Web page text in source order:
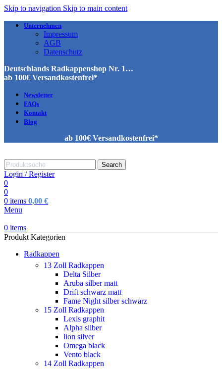
Skip to navigation Skip to main content
Unternehmen
Impressum
AGB
Datenschutz
Deutschlands Radkappenshop Nr. 1…
ab 100€ Versandkostenfrei*
Newsletter
FAQs
Kontakt
Blog
ab 100€ Versandkostenfrei*
Search
Login / Register
0
0
0 items 0,00 €
Menu
0 items
Produkt Kategorien
Radkappen
13 Zoll Radkappen
Delta Silber
Aruba silber matt
Drift schwarz matt
Fame Night silber schwarz
15 Zoll Radkappen
Lexis graphit
Alpha silber
lion silver
Omega black
Vento black
14 Zoll Radkappen